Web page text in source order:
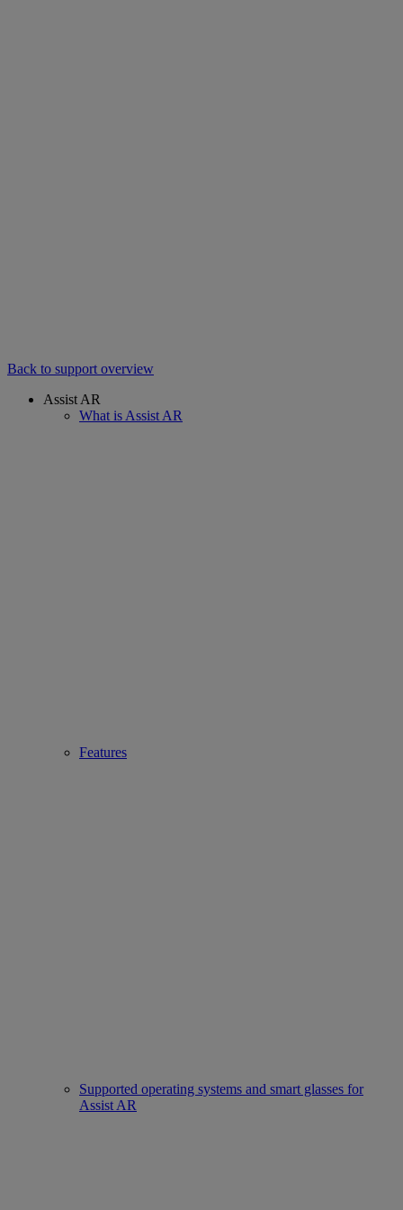
Back to support overview
Assist AR
What is Assist AR
Features
Supported operating systems and smart glasses for
Assist AR